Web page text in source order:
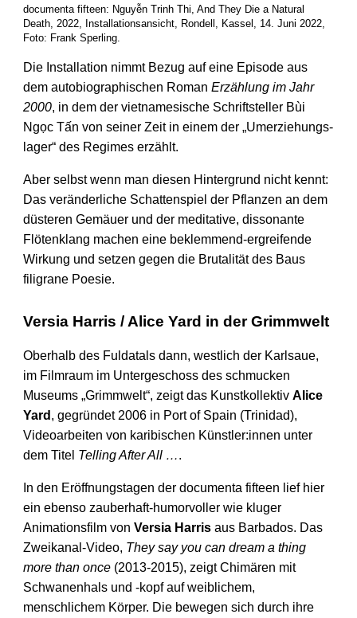
documenta fifteen: Nguyễn Trinh Thi, And They Die a Natural
Death, 2022, Installationsansicht, Rondell, Kassel, 14. Juni 2022,
Foto: Frank Sperling.
Die Installation nimmt Bezug auf eine Episode aus
dem auto­biographischen Roman Erzählung im Jahr
2000, in dem der vietname­sische Schrift­steller Bùi
Ngọc Tấn von seiner Zeit in einem der „Umerziehungs­
lager“ des Regimes erzählt.
Aber selbst wenn man diesen Hinter­grund nicht kennt:
Das veränderliche Schatten­spiel der Pflanzen an dem
düsteren Gemäuer und der meditative, dissonante
Flöten­klang machen eine beklemmend-ergreifende
Wirkung und setzen gegen die Brutalität des Baus
filigrane Poesie.
Versia Harris / Alice Yard in der Grimmwelt
Oberhalb des Fuldatals dann, westlich der Karls­aue,
im Film­raum im Unter­geschoss des schmucken
Museums „Grimmwelt“, zeigt das Kunst­kollektiv Alice
Yard , gegründet 2006 in Port of Spain (Trinidad),
Video­arbeiten von karibischen Künstler:­innen unter
dem Titel Telling After All ….
In den Eröffnungstagen der documenta fifteen lief hier
ein ebenso zauberhaft-humorvoller wie kluger
Animations­film von Versia Harrisaus Barbados. Das
Zweikanal-Video, They say you can dream a thing
more than once(2013-2015), zeigt Chimären mit
Schwanen­hals und -kopf auf weiblichem,
menschlichem Körper. Die bewegen sich durch ihre